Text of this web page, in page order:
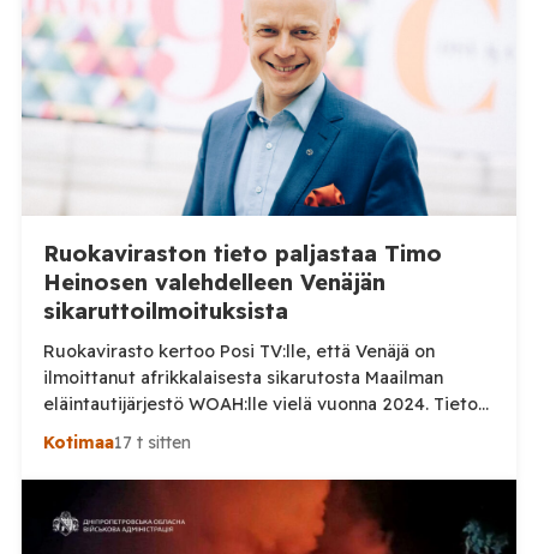
Ruokaviraston tieto paljastaa Timo
Heinosen valehdelleen Venäjän
sikaruttoilmoituksista
Ruokavirasto kertoo Posi TV:lle, että Venäjä on
ilmoittanut afrikkalaisesta sikarutosta Maailman
eläintautijärjestö WOAH:lle vielä vuonna 2024. Tieto
haastaa kokoomuksen kansanedustaja Timo Heinosen
sikaruttoilmoituksista. Suomi on puolestaan
ilmoittanut tuoreesta Virolahden tapauksesta sekä
WOAH:n kautta että suoraan Venäjän
Kotimaa17 t sitten